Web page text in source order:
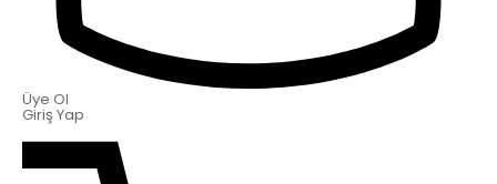
Üye Ol
Giriş Yap